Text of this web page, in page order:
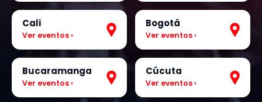
Cali
Ver eventos ›
Bogotá
Ver eventos ›
Bucaramanga
Ver eventos ›
Cúcuta
Ver eventos ›